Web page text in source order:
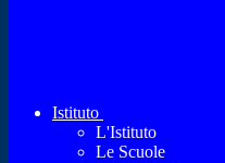
Istituto
L'Istituto
Le Scuole